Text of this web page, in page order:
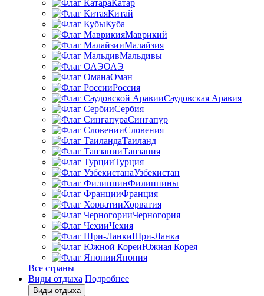
Катар
Китай
Куба
Маврикий
Малайзия
Мальдивы
ОАЭ
Оман
Россия
Саудовская Аравия
Сербия
Сингапур
Словения
Таиланд
Танзания
Турция
Узбекистан
Филиппины
Франция
Хорватия
Черногория
Чехия
Шри-Ланка
Южная Корея
Япония
Все страны
Виды отдыха Подробнее
Виды отдыха